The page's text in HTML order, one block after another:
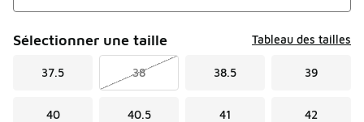
Sélectionner une taille Tableau des tailles
37.5 38 38.5 39
40 40.5 41 42